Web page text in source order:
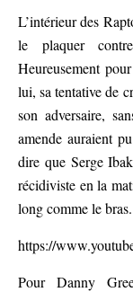
L’intérieur des
le plaquer
Heureusement
lui, sa tentative de
son adversaire,
amende auraient
dire que Serge
récidiviste en la
long comme le bras.
https://
Pour Danny